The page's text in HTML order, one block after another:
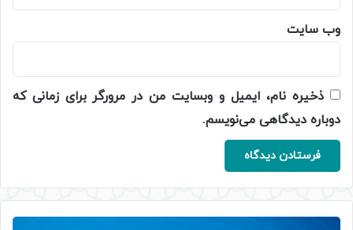
وب‌ سایت
ذخیره نام، ایمیل و وبسایت من در مرورگر برای زمانی که
دوباره دیدگاهی می‌نویسم.